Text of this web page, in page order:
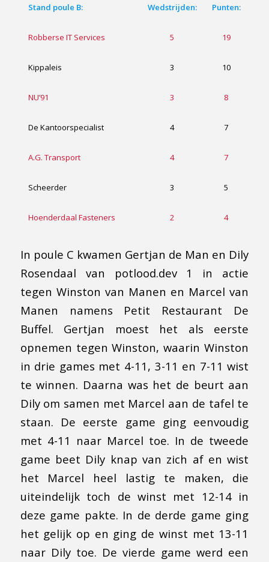
Stand poule B: Wedstrijden: Punten:
Robberse IT Services 5 19
Kippaleis 3 10
NU’91 3 8
De Kantoorspecialist 4 7
A.G. Transport 4 7
Scheerder 3 5
Hoenderdaal Fasteners 2 4
In poule C kwamen Gertjan de Man en Dily
Rosendaal van potlood.dev 1 in actie
tegen Winston van Manen en Marcel van
Manen namens Petit Restaurant De
Buffel. Gertjan moest het als eerste
opnemen tegen Winston, waarin Winston
in drie games met 4-11, 3-11 en 7-11 wist
te winnen. Daarna was het de beurt aan
Dily om samen met Marcel aan de tafel te
staan. De eerste game ging eenvoudig
met 4-11 naar Marcel toe. In de tweede
game beet Dily knap van zich af en wist
het Marcel heel lastig te maken, die
uiteindelijk toch de winst met 12-14 in
deze game pakte. In de derde game ging
het gelijk op en ging de winst met 13-11
naar Dily toe. De vierde game werd een